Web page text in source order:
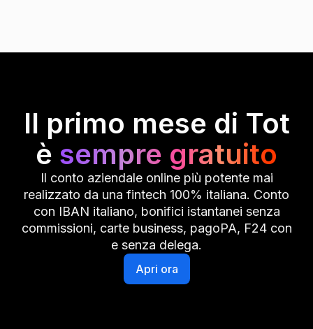
Il primo mese di Tot
è sempre gratuito
Il conto aziendale online più potente mai
realizzato da una fintech 100% italiana. Conto
con IBAN italiano, bonifici istantanei senza
commissioni, carte business, pagoPA, F24 con
e senza delega.
Apri ora